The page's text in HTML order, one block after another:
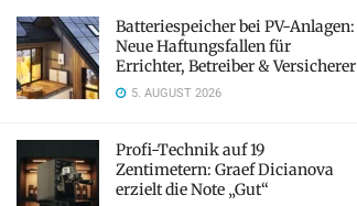
Batteriespeicher bei PV-Anlagen:
Neue Haftungsfallen für
Errichter, Betreiber & Versicherer
5. AUGUST 2026
Profi-Technik auf 19
Zentimetern: Graef Dicianova
erzielt die Note „Gut“